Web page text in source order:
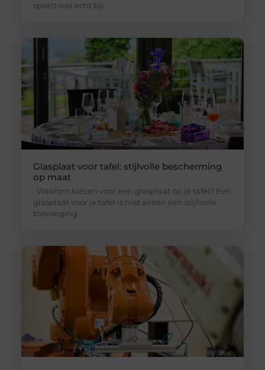
speelt wat echt bij
Glasplaat voor tafel: stijlvolle bescherming
op maat
Waarom kiezen voor een glasplaat op je tafel? Een
glasplaat voor je tafel is niet alleen een stijlvolle
toevoeging